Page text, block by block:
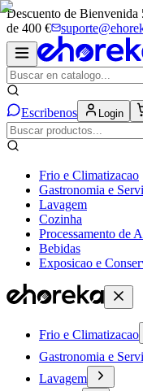
Descuento de Bienvenida
de 400 €
Escribenos Login
Frio e Climatizacao
Gastronomia e
Lavagem
Cozinha
Processamento de
Bebidas
Exposicao e
Frio e Climatizacao
Gastronomia e
Lavagem